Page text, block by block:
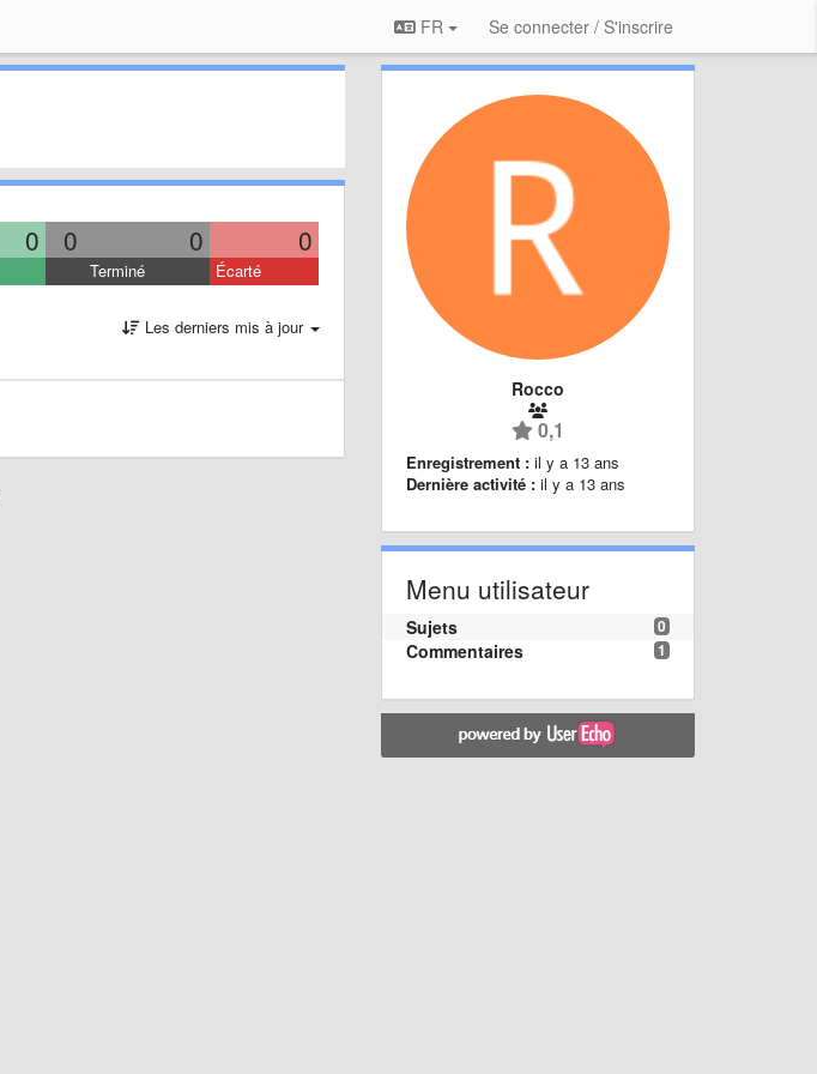
FR Se connecter / S'inscrire
0 0 0 0
Terminé Écarté
Les derniers mis à jour
Rocco
0,1
Enregistrement : il y a 13 ans
Dernière activité : il y a 13 ans
Menu utilisateur
0
Sujets
1
Commentaires